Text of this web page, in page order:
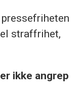
straffrihet,
ikke angrep